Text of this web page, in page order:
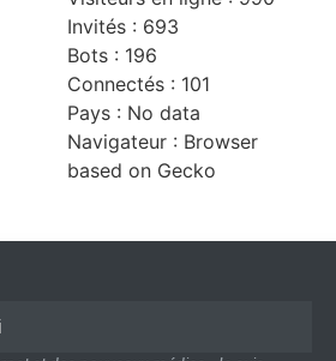
Invités : 693
Bots : 196
Connectés : 101
Pays : No data
Navigateur : Browser
based on Gecko